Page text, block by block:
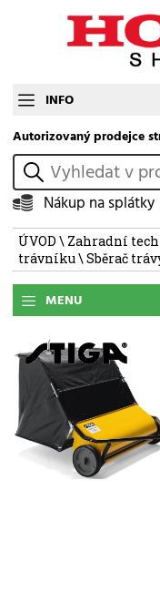
INFO
Autorizovaný prodejce
vyhledat
Nákup na splátky
ÚVOD \ Zahradní
trávníku\ Sběrač
MENU